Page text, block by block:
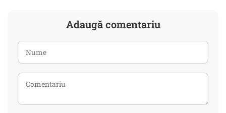
Adaugă comentariu